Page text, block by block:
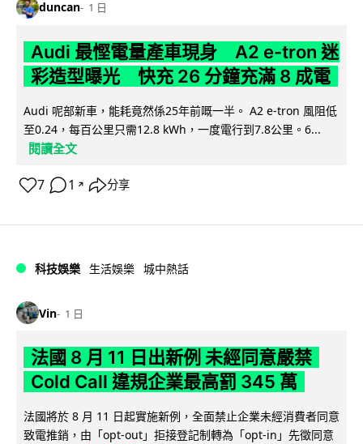
duncan 1 日
Audi 最慳電量產車現身 A2 e-tron 迷
彩造型曝光 快充 26 分鐘充滿 8 成電
Audi 呢部新車，能耗竟然係25年前嘅一半。 A2 e-tron 風阻低
至0.24，每百公里只需12.8 kWh，一度電行到7.8公里。6...
閱讀全文
7 1 ↗ 分享
科技娛樂 生活娛樂 城中熱話
Vin 1 日
法國 8 月 11 日出新例 未經同意嚴禁
Cold Call 違規企業最高罰 345 萬
法國將於 8 月 11 日起實施新例，全面禁止企業未經消費者同意
致電推銷，由「opt-out」拒接登記制轉為「opt-in」先徵同意